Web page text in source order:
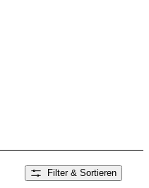
Filter & Sortieren